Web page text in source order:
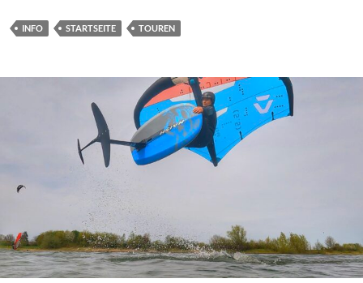
INFO STARTSEITE TOUREN